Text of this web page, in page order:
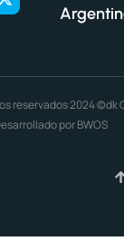
reservados 2024 ©dk
por BWOS